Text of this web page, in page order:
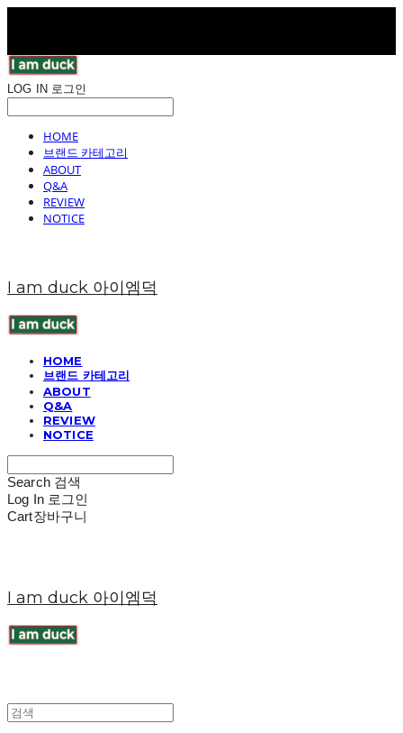
LOG IN 로그인
HOME
브랜드 카테고리
ABOUT
Q&A
REVIEW
NOTICE
I am duck 아이엠덕
HOME
브랜드 카테고리
ABOUT
Q&A
REVIEW
NOTICE
Search 검색
Log In 로그인
Cart장바구니
I am duck 아이엠덕